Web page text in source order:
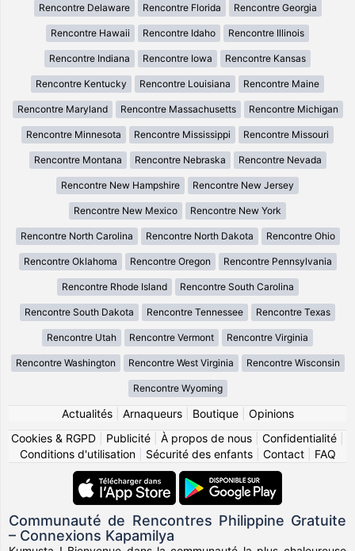
Rencontre Delaware Rencontre Florida Rencontre Georgia
Rencontre Hawaii Rencontre Idaho Rencontre Illinois
Rencontre Indiana Rencontre Iowa Rencontre Kansas
Rencontre Kentucky Rencontre Louisiana Rencontre Maine
Rencontre Maryland Rencontre Massachusetts Rencontre Michigan
Rencontre Minnesota Rencontre Mississippi Rencontre Missouri
Rencontre Montana Rencontre Nebraska Rencontre Nevada
Rencontre New Hampshire Rencontre New Jersey
Rencontre New Mexico Rencontre New York
Rencontre North Carolina Rencontre North Dakota Rencontre Ohio
Rencontre Oklahoma Rencontre Oregon Rencontre Pennsylvania
Rencontre Rhode Island Rencontre South Carolina
Rencontre South Dakota Rencontre Tennessee Rencontre Texas
Rencontre Utah Rencontre Vermont Rencontre Virginia
Rencontre Washington Rencontre West Virginia Rencontre Wisconsin
Rencontre Wyoming
Actualités| Arnaqueurs| Boutique| Opinions
Cookies & RGPD
Publicité À propos de nous Confidentialité
Conditions d'utilisation| Sécurité des enfants| Contact| FAQ
Communauté de Rencontres Philippine Gratuite
– Connexions Kapamilya